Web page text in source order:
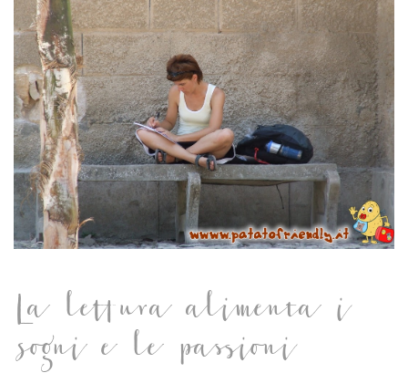
La lettura alimenta i
sogni e le passioni